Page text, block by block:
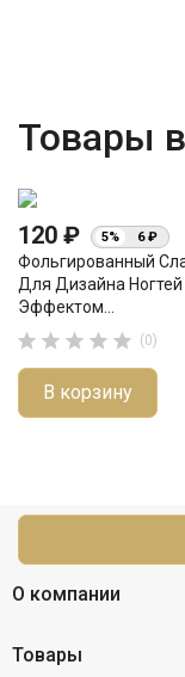
Товары
120 ₽ 5% 6 ₽
Фольгированный
Для Дизайна
Эффектом...
     (0)
В корзину
О компании
Товары